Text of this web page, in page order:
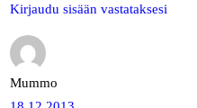
Kirjaudu sisään vastataksesi
Mummo